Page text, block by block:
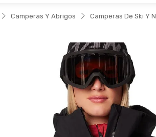
Camperas Y Abrigos Camperas De Ski Y